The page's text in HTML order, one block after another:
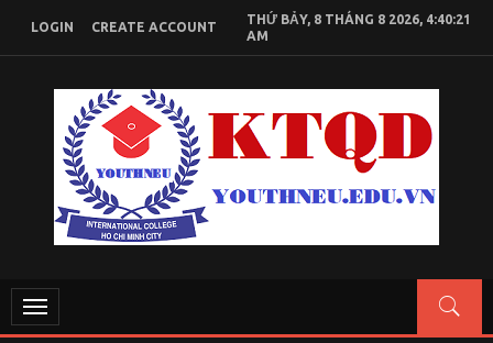
content
LOGIN CREATE ACCOUNT
THỨ BẢY, 8 THÁNG 8 2026, 4:40:21
AM
KIẾN THỨC KINH TẾ QUỐC DÂN
Toggle
navigation